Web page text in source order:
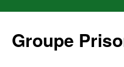
contenu
Groupe